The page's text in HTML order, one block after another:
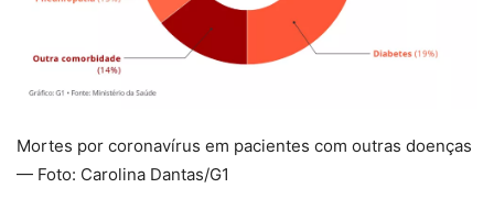
Mortes por coronavírus em pacientes com outras doenças
— Foto: Carolina Dantas/G1